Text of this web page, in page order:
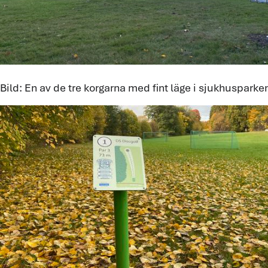
Bild: En av de tre korgarna med fint läge i